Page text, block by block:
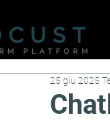
25 giu 2025